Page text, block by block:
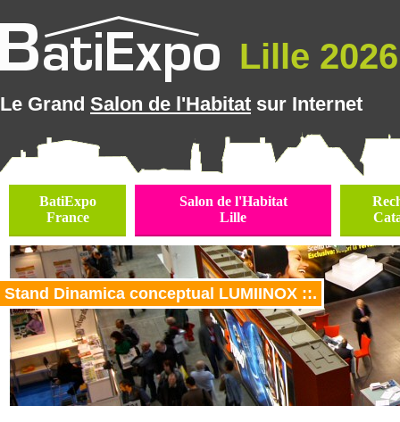
Lille
Le Grand Salon de l'Habitat sur Internet
BatiExpo
France
Salon de l'Habitat
Lille
Stand Dinamica conceptual LUMIINOX ::.